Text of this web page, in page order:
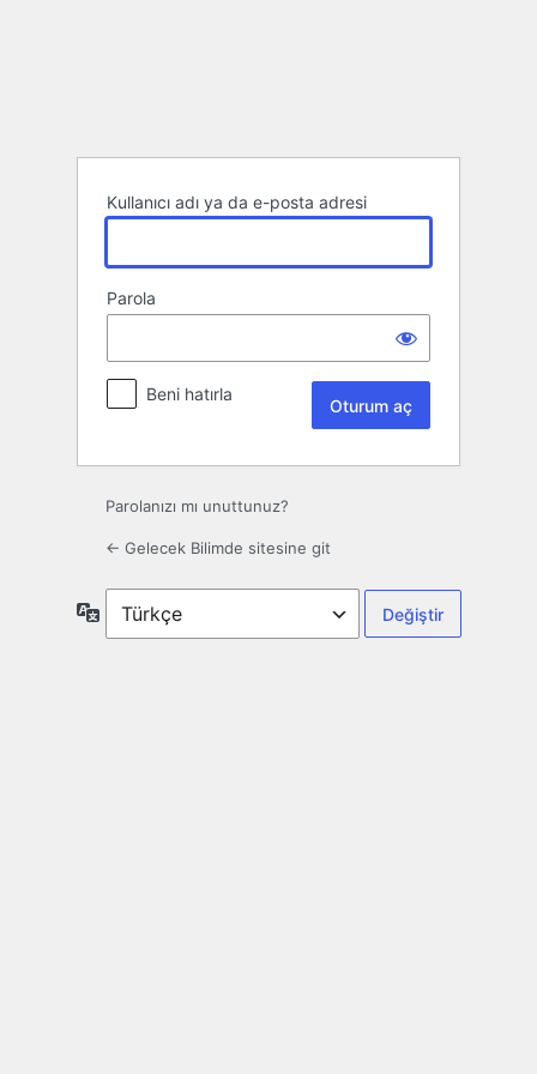
Kullanıcı adı ya da e-posta adresi
Parola
Beni hatırla
Parolanızı mı unuttunuz?
← Gelecek Bilimde sitesine git
Dil